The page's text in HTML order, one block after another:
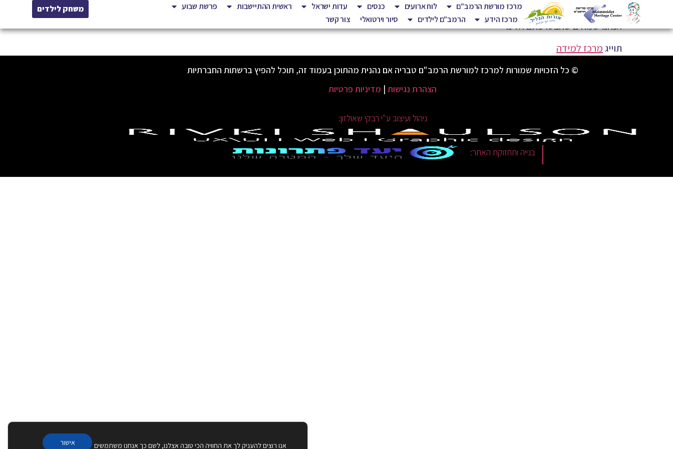
מרכז מורשת הרמב"ם לוח ארועים כנסים עדות ישראל ראשית ההתיישבות
פרשת שבוע
מרכז הידע
הרמב"ם לילדים סיור וירטואלי צור קשר
משחק לילדים
אנחנו שמחים שהצטרפתם אלינו
תוייגמרכז למידה
© כל הזכויות שמורות למרכז למורשת הרמב"ם טבריה אם נהנית מהתוכן בעמוד זה, תוכל להפיץ ברשתות החברתיות
הצהרת נגישות | מדיניות פרטיות
ניהול ועיצוב ע"י רבקי שאולזון:
| בנייה ותחזוקת האתר:
אנו רוצים להעניק לך את החוויה הכי טובה אצלנו, לשם כך אנחנו משתמשים אישור